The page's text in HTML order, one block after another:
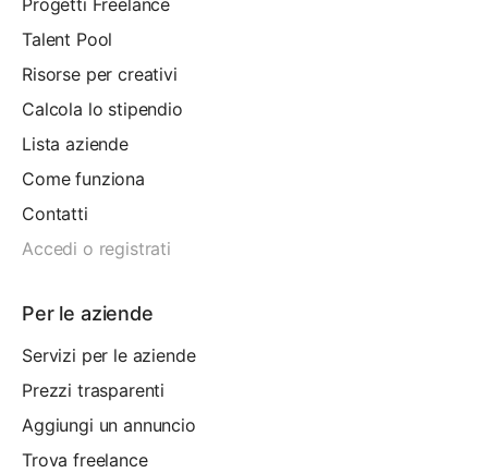
Progetti Freelance
Talent Pool
Risorse per creativi
Calcola lo stipendio
Lista aziende
Come funziona
Contatti
Accedi o registrati
Per le aziende
Servizi per le aziende
Prezzi trasparenti
Aggiungi un annuncio
Trova freelance